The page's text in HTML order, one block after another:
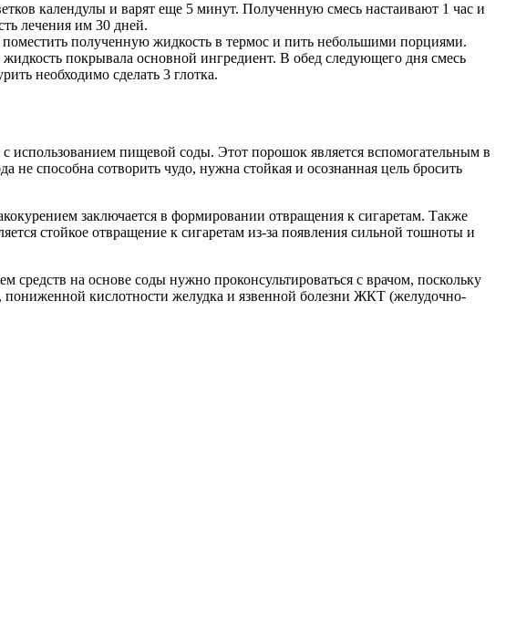
календулы и варят еще 5 минут. Полученную смесь настаивают 1 час и
лечения им 30 дней.
полученную жидкость в термос и пить небольшими порциями.
покрывала основной ингредиент. В обед следующего дня смесь
необходимо сделать 3 глотка.
пищевой соды. Этот порошок является вспомогательным в
не способна сотворить чудо, нужна стойкая и осознанная цель бросить
заключается в формировании отвращения к сигаретам. Также
стойкое отвращение к сигаретам из-за появления сильной тошноты и
на основе соды нужно проконсультироваться с врачом, поскольку
пониженной кислотности желудка и язвенной болезни ЖКТ (желудочно-